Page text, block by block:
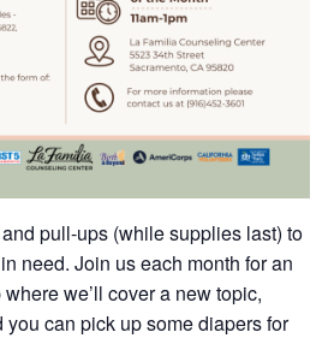
pull-ups (while supplies last) to
need. Join us each month for an
we’ll cover a new topic,
can pick up some diapers for